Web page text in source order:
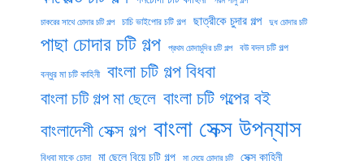
চাকরের সাথে চোদার চটি গল্প চাচি ভাইপোর চটি গল্প ছাত্রীকে চুদার গল্প দুধ চোদার চটি
পাছা চোদার চটি গল্প প্রথম চোদাচুদির চটি গল্প বউ বদল চটি গল্প
বন্ধুর মা চটি কাহিনী বাংলা চটি গল্প বিধবা
বাংলা চটি গল্প মা ছেলে বাংলা চটি গল্পের বই
বাংলাদেশী সেক্স গল্প বাংলা সেক্স উপন্যাস
বিধবা মাকে চোদা মা ছেলে বিয়ে চটি গল্প মা মেয়ে চোদার চটি সেক্স কাহিনী